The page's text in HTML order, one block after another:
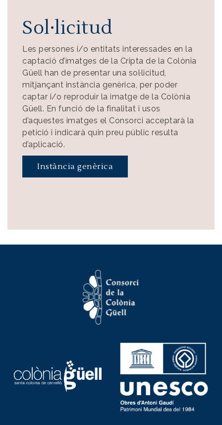
Sol·licitud
Les persones i/o entitats interessades en la
captació d’imatges de la Cripta de la Colònia
Güell han de presentar una sol·licitud,
mitjançant instància genèrica, per poder
captar i/o reproduir la imatge de la Colònia
Güell. En funció de la finalitat i usos
d’aquestes imatges el Consorci acceptarà la
petició i indicarà quin preu públic resulta
d’aplicació.
Instància genèrica